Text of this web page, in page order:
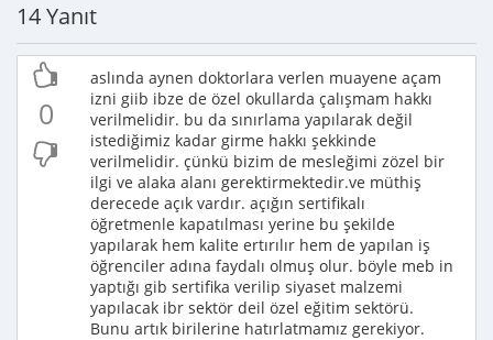
14 Yanıt
0
aslında aynen doktorlara verlen muayene açam
izni giib ibze de özel okullarda çalışmam hakkı
verilmelidir. bu da sınırlama yapılarak değil
istediğimiz kadar girme hakkı şekkinde
verilmelidir. çünkü bizim de mesleğimi zözel bir
ilgi ve alaka alanı gerektirmektedir.ve müthiş
derecede açık vardır. açığın sertifikalı
öğretmenle kapatılması yerine bu şekilde
yapılarak hem kalite ertırılır hem de yapılan iş
öğrenciler adına faydalı olmuş olur. böyle meb in
yaptığı gib sertifika verilip siyaset malzemi
yapılacak ibr sektör deil özel eğitim sektörü.
Bunu artık birilerine hatırlatmamız gerekiyor.